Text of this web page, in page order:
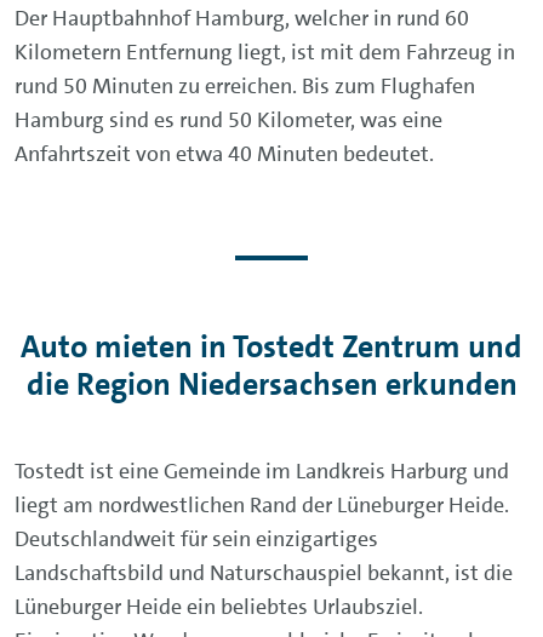
Der Hauptbahnhof Hamburg, welcher in rund 60
Kilometern Entfernung liegt, ist mit dem Fahrzeug in
rund 50 Minuten zu erreichen. Bis zum Flughafen
Hamburg sind es rund 50 Kilometer, was eine
Anfahrtszeit von etwa 40 Minuten bedeutet.
Auto mieten in Tostedt Zentrum und
die Region Niedersachsen erkunden
Tostedt ist eine Gemeinde im Landkreis Harburg und
liegt am nordwestlichen Rand der Lüneburger Heide.
Deutschlandweit für sein einzigartiges
Landschaftsbild und Naturschauspiel bekannt, ist die
Lüneburger Heide ein beliebtes Urlaubsziel.